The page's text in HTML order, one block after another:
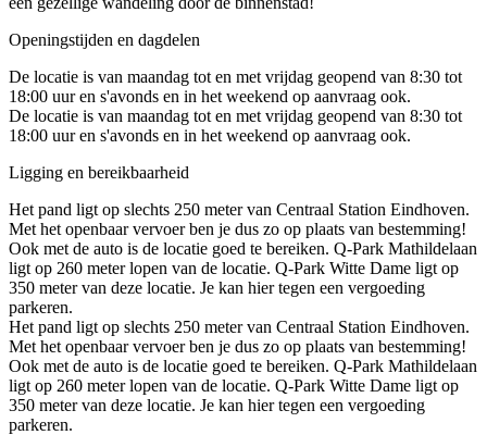
Openingstijden en dagdelen
De locatie is van maandag tot en met vrijdag geopend van 8:30 tot
18:00 uur en s'avonds en in het weekend op aanvraag ook.
De locatie is van maandag tot en met vrijdag geopend van 8:30 tot
18:00 uur en s'avonds en in het weekend op aanvraag ook.
Ligging en bereikbaarheid
Het pand ligt op slechts 250 meter van Centraal Station Eindhoven.
Met het openbaar vervoer ben je dus zo op plaats van bestemming!
Ook met de auto is de locatie goed te bereiken. Q-Park Mathildelaan
ligt op 260 meter lopen van de locatie. Q-Park Witte Dame ligt op
350 meter van deze locatie. Je kan hier tegen een vergoeding
parkeren.
Het pand ligt op slechts 250 meter van Centraal Station Eindhoven.
Met het openbaar vervoer ben je dus zo op plaats van bestemming!
Ook met de auto is de locatie goed te bereiken. Q-Park Mathildelaan
ligt op 260 meter lopen van de locatie. Q-Park Witte Dame ligt op
350 meter van deze locatie. Je kan hier tegen een vergoeding
parkeren.